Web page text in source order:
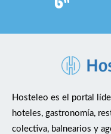
Hosteleo es el portal
hoteles, gastronomía,
colectiva, balnearios y